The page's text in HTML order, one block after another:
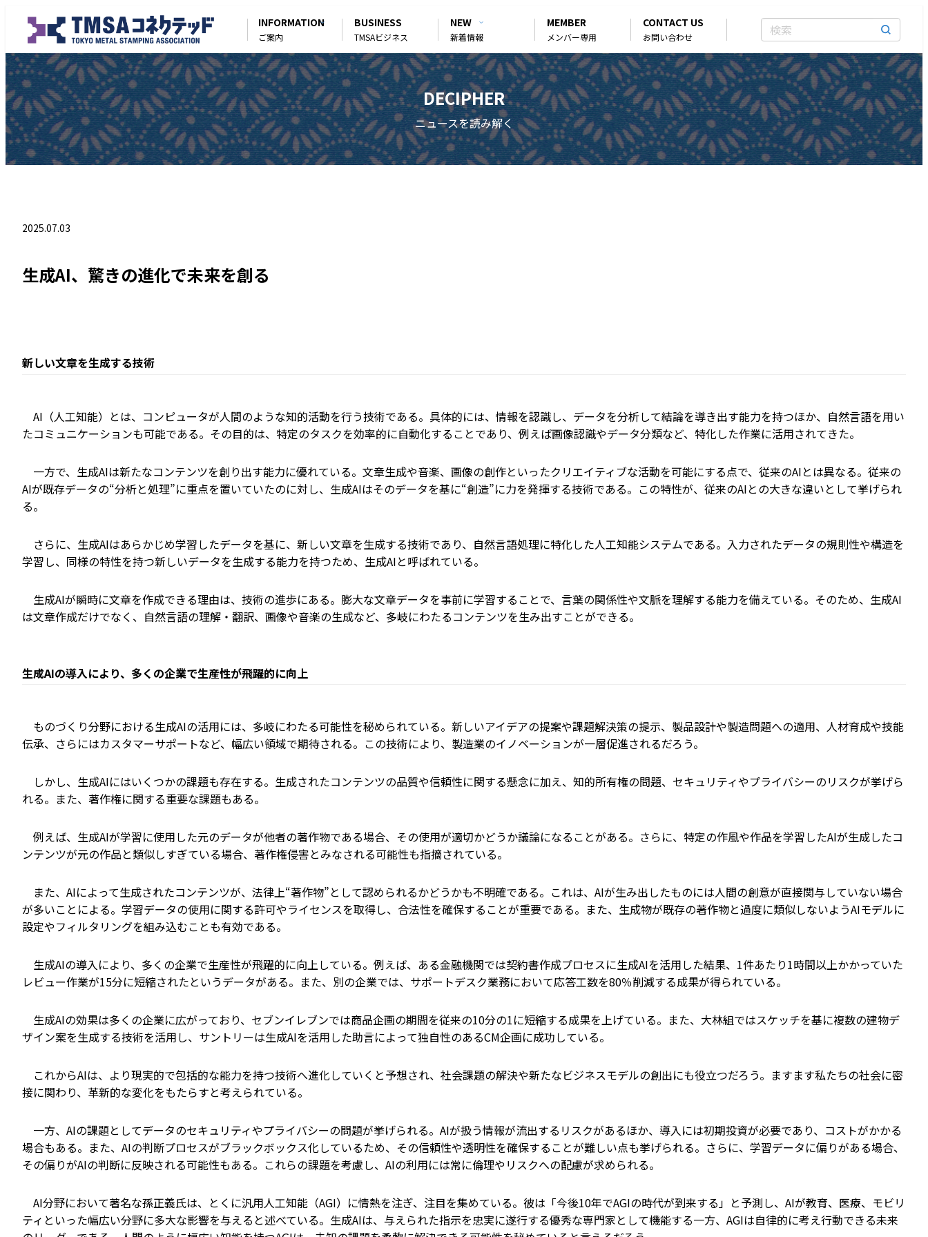
INFORMATION
ご案内
BUSINESS
TMSAビジネス
NEW
新着情報
MEMBER
メンバー専用
CONTACT US
お問い合わせ
DECIPHER
ニュースを読み解く
2025.07.03
生成AI、驚きの進化で未来を創る
新しい文章を生成する技術
AI（人工知能）とは、コンピュータが人間のような知的活動を行う技術である。具体的には、情報を認識し、データを分析して結論を導き出す能力を持つほか、自然言語を用い
たコミュニケーションも可能である。その目的は、特定のタスクを効率的に自動化することであり、例えば画像認識やデータ分類など、特化した作業に活用されてきた。
一方で、生成AIは新たなコンテンツを創り出す能力に優れている。文章生成や音楽、画像の創作といったクリエイティブな活動を可能にする点で、従来のAIとは異なる。従来の
AIが既存データの“分析と処理”に重点を置いていたのに対し、生成AIはそのデータを基に“創造”に力を発揮する技術である。この特性が、従来のAIとの大きな違いとして挙げられ
る。
さらに、生成AIはあらかじめ学習したデータを基に、新しい文章を生成する技術であり、自然言語処理に特化した人工知能システムである。入力されたデータの規則性や構造を
学習し、同様の特性を持つ新しいデータを生成する能力を持つため、生成AIと呼ばれている。
生成AIが瞬時に文章を作成できる理由は、技術の進歩にある。膨大な文章データを事前に学習することで、言葉の関係性や文脈を理解する能力を備えている。そのため、生成AI
は文章作成だけでなく、自然言語の理解・翻訳、画像や音楽の生成など、多岐にわたるコンテンツを生み出すことができる。
生成AIの導入により、多くの企業で生産性が飛躍的に向上
ものづくり分野における生成AIの活用には、多岐にわたる可能性を秘められている。新しいアイデアの提案や課題解決策の提示、製品設計や製造問題への適用、人材育成や技能
伝承、さらにはカスタマーサポートなど、幅広い領域で期待される。この技術により、製造業のイノベーションが一層促進されるだろう。
しかし、生成AIにはいくつかの課題も存在する。生成されたコンテンツの品質や信頼性に関する懸念に加え、知的所有権の問題、セキュリティやプライバシーのリスクが挙げら
れる。また、著作権に関する重要な課題もある。
例えば、生成AIが学習に使用した元のデータが他者の著作物である場合、その使用が適切かどうか議論になることがある。さらに、特定の作風や作品を学習したAIが生成したコ
ンテンツが元の作品と類似しすぎている場合、著作権侵害とみなされる可能性も指摘されている。
また、AIによって生成されたコンテンツが、法律上“著作物”として認められるかどうかも不明確である。これは、AIが生み出したものには人間の創意が直接関与していない場合
が多いことによる。学習データの使用に関する許可やライセンスを取得し、合法性を確保することが重要である。また、生成物が既存の著作物と過度に類似しないようAIモデルに
設定やフィルタリングを組み込むことも有効である。
生成AIの導入により、多くの企業で生産性が飛躍的に向上している。例えば、ある金融機関では契約書作成プロセスに生成AIを活用した結果、1件あたり1時間以上かかっていた
レビュー作業が15分に短縮されたというデータがある。また、別の企業では、サポートデスク業務において応答工数を80％削減する成果が得られている。
生成AIの効果は多くの企業に広がっており、セブンイレブンでは商品企画の期間を従来の10分の1に短縮する成果を上げている。また、大林組ではスケッチを基に複数の建物デ
ザイン案を生成する技術を活用し、サントリーは生成AIを活用した助言によって独自性のあるCM企画に成功している。
これからAIは、より現実的で包括的な能力を持つ技術へ進化していくと予想され、社会課題の解決や新たなビジネスモデルの創出にも役立つだろう。ますます私たちの社会に密
接に関わり、革新的な変化をもたらすと考えられている。
一方、AIの課題としてデータのセキュリティやプライバシーの問題が挙げられる。AIが扱う情報が流出するリスクがあるほか、導入には初期投資が必要であり、コストがかかる
場合もある。また、AIの判断プロセスがブラックボックス化しているため、その信頼性や透明性を確保することが難しい点も挙げられる。さらに、学習データに偏りがある場合、
その偏りがAIの判断に反映される可能性もある。これらの課題を考慮し、AIの利用には常に倫理やリスクへの配慮が求められる。
AI分野において著名な孫正義氏は、とくに汎用人工知能（AGI）に情熱を注ぎ、注目を集めている。彼は「今後10年でAGIの時代が到来する」と予測し、AIが教育、医療、モビリ
ティといった幅広い分野に多大な影響を与えると述べている。生成AIは、与えられた指示を忠実に遂行する優秀な専門家として機能する一方、AGIは自律的に考え行動できる未来